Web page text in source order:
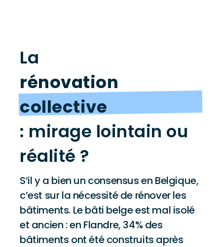
La
rénovation
collective
: mirage lointain ou
réalité ?
S’il y a bien un consensus en Belgique,
c’est sur la nécessité de rénover les
bâtiments. Le bâti belge est mal isolé
et ancien : en Flandre, 34% des
bâtiments ont été construits après